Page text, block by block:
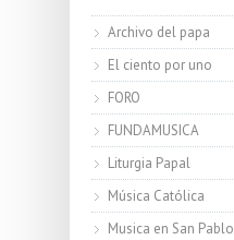
Archivo del papa
El ciento por uno
FORO
FUNDAMUSICA
Liturgia Papal
Música Católica
Musica en San Pablo